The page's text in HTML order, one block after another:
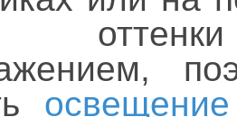
освещение